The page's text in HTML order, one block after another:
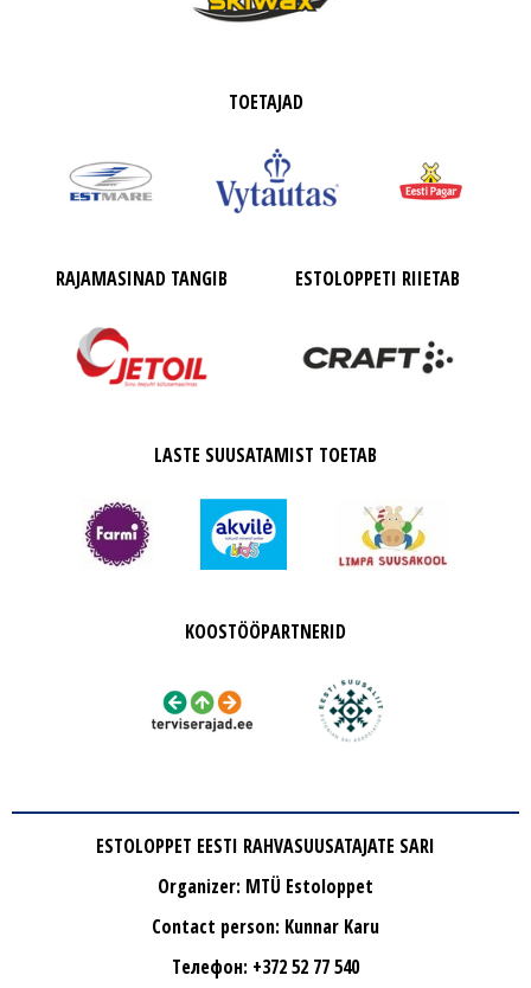
TOETAJAD
RAJAMASINAD TANGIB ESTOLOPPETI RIIETAB
LASTE SUUSATAMIST TOETAB
KOOSTÖÖPARTNERID
ESTOLOPPET EESTI RAHVASUUSATAJATE SARI
Organizer: MTÜ Estoloppet
Contact person: Kunnar Karu
Tелефон: +372 52 77 540